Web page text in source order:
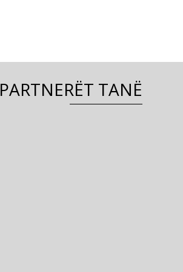
PARTNERËT TANË